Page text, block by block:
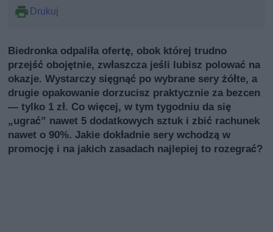
Drukuj
Biedronka odpaliła ofertę, obok której trudno
przejść obojętnie, zwłaszcza jeśli lubisz polować na
okazje. Wystarczy sięgnąć po wybrane sery żółte, a
drugie opakowanie dorzucisz praktycznie za bezcen
— tylko 1 zł. Co więcej, w tym tygodniu da się
„ugrać” nawet 5 dodatkowych sztuk i zbić rachunek
nawet o 90%. Jakie dokładnie sery wchodzą w
promocję i na jakich zasadach najlepiej to rozegrać?